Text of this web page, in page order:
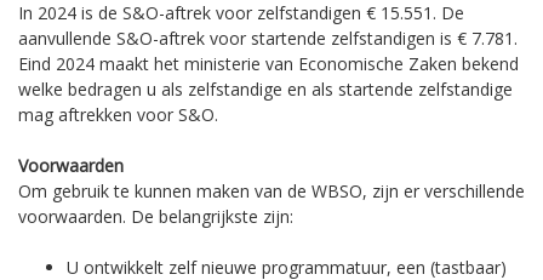
In 2024 is de S&O-aftrek voor zelfstandigen € 15.551. De
aanvullende S&O-aftrek voor startende zelfstandigen is € 7.781.
Eind 2024 maakt het ministerie van Economische Zaken bekend
welke bedragen u als zelfstandige en als startende zelfstandige
mag aftrekken voor S&O.
Voorwaarden
Om gebruik te kunnen maken van de WBSO, zijn er verschillende
voorwaarden. De belangrijkste zijn:
U ontwikkelt zelf nieuwe programmatuur, een (tastbaar)